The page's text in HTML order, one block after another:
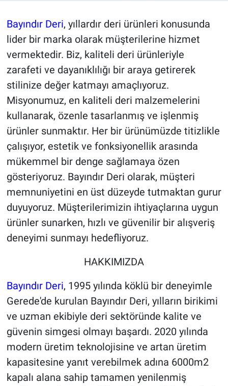
Bayındır Deri, yıllardır deri ürünleri konusunda
lider bir marka olarak müşterilerine hizmet
vermektedir. Biz, kaliteli deri ürünleriyle
zarafeti ve dayanıklılığı bir araya getirerek
stilinize değer katmayı amaçlıyoruz.
Misyonumuz, en kaliteli deri malzemelerini
kullanarak, özenle tasarlanmış ve işlenmiş
ürünler sunmaktır. Her bir ürünümüzde titizlikle
çalışıyor, estetik ve fonksiyonellik arasında
mükemmel bir denge sağlamaya özen
gösteriyoruz. Bayındır Deri olarak, müşteri
memnuniyetini en üst düzeyde tutmaktan gurur
duyuyoruz. Müşterilerimizin ihtiyaçlarına uygun
ürünler sunarken, hızlı ve güvenilir bir alışveriş
deneyimi sunmayı hedefliyoruz.
HAKKIMIZDA
Bayındır Deri, 1995 yılında köklü bir deneyimle
Gerede'de kurulan Bayındır Deri, yılların birikimi
ve uzman ekibiyle deri sektöründe kalite ve
güvenin simgesi olmayı başardı. 2020 yılında
modern üretim teknolojisine ve artan üretim
kapasitesine yanıt verebilmek adına 6000m2
kapalı alana sahip tamamen yenilenmiş
Genel
Çevre
Yerel
Magazin
Bilim ve Teknoloji